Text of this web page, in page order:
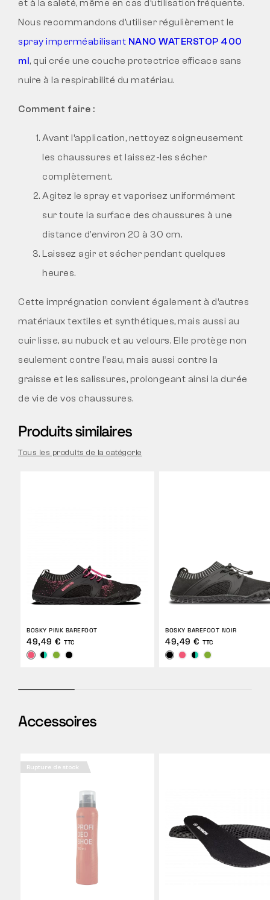
et à la saleté, même en cas d’utilisation fréquente.
Nous recommandons d’utiliser régulièrement le
spray imperméabilisant NANO WATERSTOP 400
ml, qui crée une couche protectrice efficace sans
nuire à la respirabilité du matériau.
Comment faire :
Avant l’application, nettoyez soigneusement
les chaussures et laissez-les sécher
complètement.
Agitez le spray et vaporisez uniformément
sur toute la surface des chaussures à une
distance d’environ 20 à 30 cm.
Laissez agir et sécher pendant quelques
heures.
Cette imprégnation convient également à d’autres
matériaux textiles et synthétiques, mais aussi au
cuir lisse, au nubuck et au velours. Elle protège non
seulement contre l’eau, mais aussi contre la
graisse et les salissures, prolongeant ainsi la durée
de vie de vos chaussures.
Produits similaires
Tous les produits de la catégorie
BOSKY PINK BAREFOOT
49,49 € TTC
BOSKY BAREFOOT NOIR
49,49 € TTC
Accessoires
Rupture de stock